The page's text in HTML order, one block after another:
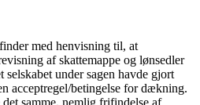
med henvisning til, at
af skattemappe og lønsedler
under sagen havde gjort
acceptregel/betingelse for dækning.
samme, nemlig frifindelse af